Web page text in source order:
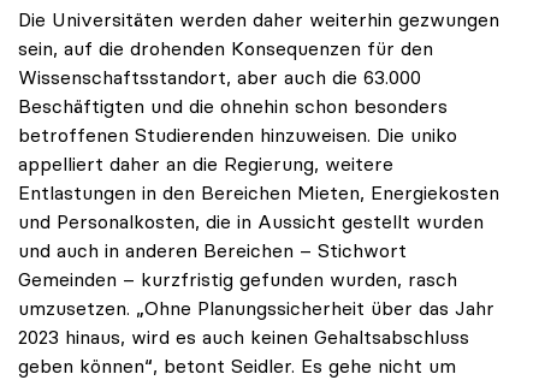
Die Universitäten werden daher weiterhin gezwungen
sein, auf die drohenden Konsequenzen für den
Wissenschaftsstandort, aber auch die 63.000
Beschäftigten und die ohnehin schon besonders
betroffenen Studierenden hinzuweisen. Die uniko
appelliert daher an die Regierung, weitere
Entlastungen in den Bereichen Mieten, Energiekosten
und Personalkosten, die in Aussicht gestellt wurden
und auch in anderen Bereichen – Stichwort
Gemeinden – kurzfristig gefunden wurden, rasch
umzusetzen. „Ohne Planungssicherheit über das Jahr
2023 hinaus, wird es auch keinen Gehaltsabschluss
geben können“, betont Seidler. Es gehe nicht um